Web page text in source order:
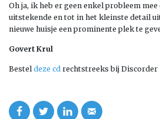
Oh ja, ik heb er geen enkel probleem
uitstekende en tot in het kleinste detail
nieuwe huisje een prominente plek te
Govert Krul
Bestel deze cd rechtstreeks bij Discorder